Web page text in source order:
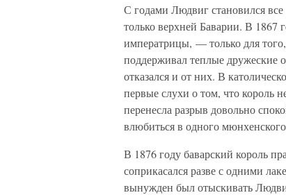
С годами Людвиг становился все
только верхней Баварии. В 1867
императрицы, — только для
поддерживал теплые
отказался и от них. В
первые слухи о том, что король
перенесла разрыв довольно
влюбиться в одного
В 1876 году баварский король
соприкасался разве с одними
вынужден был отыскивать